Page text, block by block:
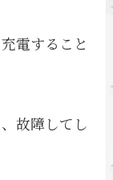
電すること
故障してし